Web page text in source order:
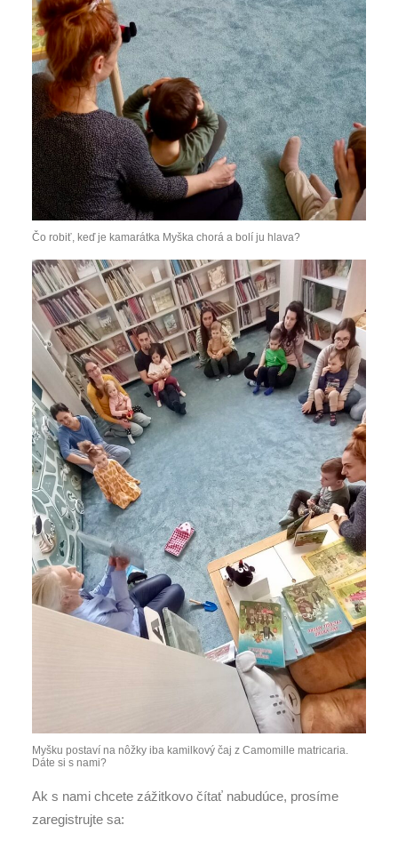
Čo robiť, keď je kamarátka Myška chorá a bolí ju hlava?
Myšku postaví na nôžky iba kamilkový čaj z Camomille matricaria.
Dáte si s nami?
Ak s nami chcete zážitkovo čítať nabudúce, prosíme
zaregistrujte sa: